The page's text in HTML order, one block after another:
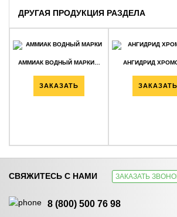
ДРУГАЯ ПРОДУКЦИЯ РАЗДЕЛА
АММИАК ВОДНЫЙ МАРКИ…
ЗАКАЗАТЬ
АНГИДРИД
ЗАКАЗАТЬ
ЗАКАЗАТЬ
СВЯЖИТЕСЬ С НАМИ ЗАКАЗАТЬ
8 (800) 500 76 98